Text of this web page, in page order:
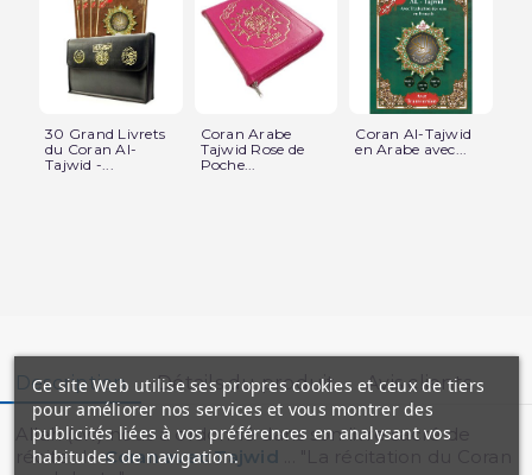
30 Grand Livrets
du Coran Al-
Tajwid -...
Coran Arabe
Tajwid Rose de
Poche...
Coran Al-Tajwid
en Arabe avec...
Description Détails du produit Avis clients
Allah (sw) nous a ordonné dans son livre sacré de
réciter leCoran avec Tajwid
Ce site Web utilise ses propres cookies et ceux de tiers
pour améliorer nos services et vous montrer des
publicités liées à vos préférences en analysant vos
habitudes de navigation.